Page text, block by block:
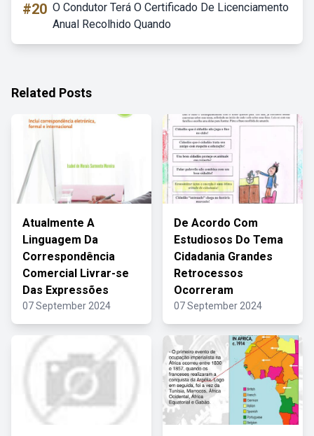
#20 O Condutor Terá O Certificado De Licenciamento
Anual Recolhido Quando
Related Posts
Atualmente A
Linguagem Da
Correspondência
Comercial Livrar-se
Das Expressões
07 September 2024
De Acordo Com
Estudiosos Do Tema
Cidadania Grandes
Retrocessos
Ocorreram
07 September 2024